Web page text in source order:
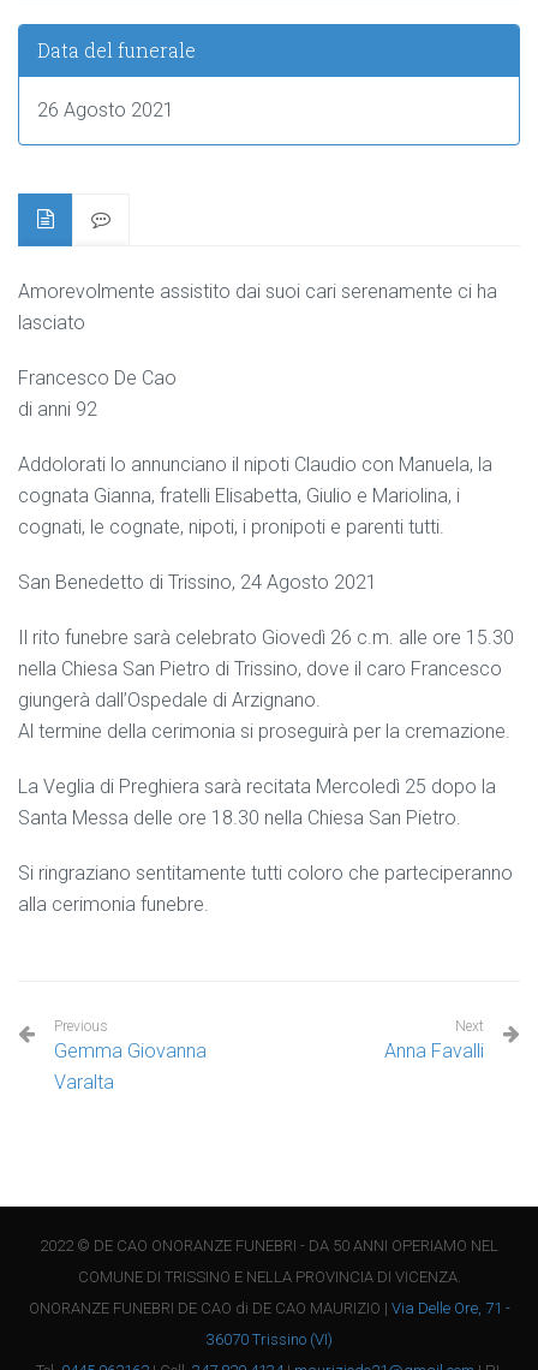
Data del funerale
26 Agosto 2021
Amorevolmente assistito dai suoi cari serenamente ci ha
lasciato
Francesco De Cao
di anni 92
Addolorati lo annunciano il nipoti Claudio con Manuela, la
cognata Gianna, fratelli Elisabetta, Giulio e Mariolina, i
cognati, le cognate, nipoti, i pronipoti e parenti tutti.
San Benedetto di Trissino, 24 Agosto 2021
Il rito funebre sarà celebrato Giovedì 26 c.m. alle ore 15.30
nella Chiesa San Pietro di Trissino, dove il caro Francesco
giungerà dall’Ospedale di Arzignano.
Al termine della cerimonia si proseguirà per la cremazione.
La Veglia di Preghiera sarà recitata Mercoledì 25 dopo la
Santa Messa delle ore 18.30 nella Chiesa San Pietro.
Si ringraziano sentitamente tutti coloro che parteciperanno
alla cerimonia funebre.
Previous
Gemma Giovanna
Varalta
Next
Anna Favalli
2022 © DE CAO ONORANZE FUNEBRI - DA 50 ANNI OPERIAMO NEL
COMUNE DI TRISSINO E NELLA PROVINCIA DI VICENZA.
ONORANZE FUNEBRI DE CAO di DE CAO MAURIZIO | Via Delle Ore, 71 -
36070 Trissino (VI)